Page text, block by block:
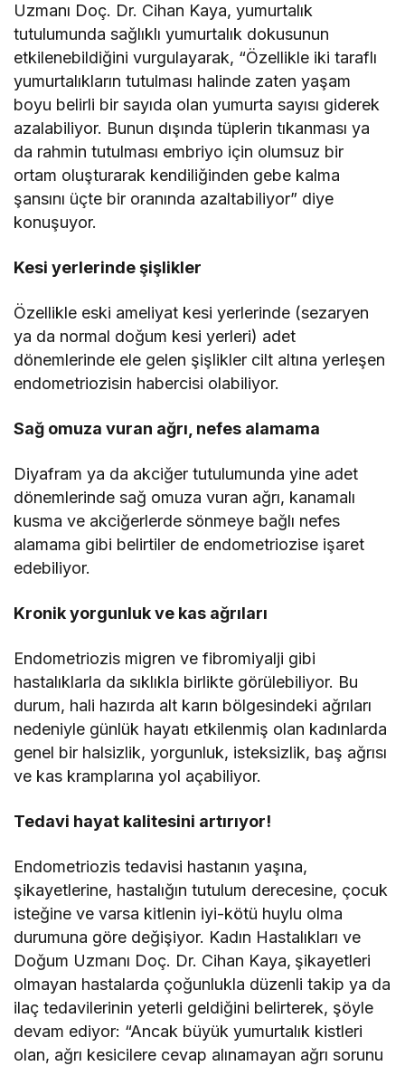
Uzmanı Doç. Dr. Cihan Kaya, yumurtalık
tutulumunda sağlıklı yumurtalık dokusunun
etkilenebildiğini vurgulayarak, “Özellikle iki taraflı
yumurtalıkların tutulması halinde zaten yaşam
boyu belirli bir sayıda olan yumurta sayısı giderek
azalabiliyor. Bunun dışında tüplerin tıkanması ya
da rahmin tutulması embriyo için olumsuz bir
ortam oluşturarak kendiliğinden gebe kalma
şansını üçte bir oranında azaltabiliyor” diye
konuşuyor.
Kesi yerlerinde şişlikler
Özellikle eski ameliyat kesi yerlerinde (sezaryen
ya da normal doğum kesi yerleri) adet
dönemlerinde ele gelen şişlikler cilt altına yerleşen
endometriozisin habercisi olabiliyor.
Sağ omuza vuran ağrı, nefes alamama
Diyafram ya da akciğer tutulumunda yine adet
dönemlerinde sağ omuza vuran ağrı, kanamalı
kusma ve akciğerlerde sönmeye bağlı nefes
alamama gibi belirtiler de endometriozise işaret
edebiliyor.
Kronik yorgunluk ve kas ağrıları
Endometriozis migren ve fibromiyalji gibi
hastalıklarla da sıklıkla birlikte görülebiliyor. Bu
durum, hali hazırda alt karın bölgesindeki ağrıları
nedeniyle günlük hayatı etkilenmiş olan kadınlarda
genel bir halsizlik, yorgunluk, isteksizlik, baş ağrısı
ve kas kramplarına yol açabiliyor.
Tedavi hayat kalitesini artırıyor!
Endometriozis tedavisi hastanın yaşına,
şikayetlerine, hastalığın tutulum derecesine, çocuk
isteğine ve varsa kitlenin iyi-kötü huylu olma
durumuna göre değişiyor. Kadın Hastalıkları ve
Doğum Uzmanı Doç. Dr. Cihan Kaya, şikayetleri
olmayan hastalarda çoğunlukla düzenli takip ya da
ilaç tedavilerinin yeterli geldiğini belirterek, şöyle
devam ediyor: “Ancak büyük yumurtalık kistleri
olan, ağrı kesicilere cevap alınamayan ağrı sorunu